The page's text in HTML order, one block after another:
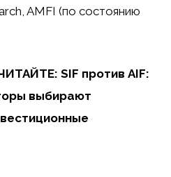
AMFI (по состоянию
SIF против AIF:
выбирают